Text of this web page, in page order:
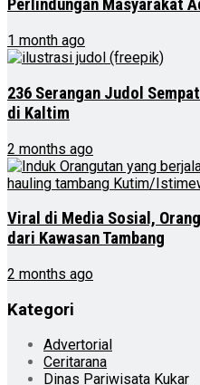
Perlindungan Masyarakat
1 month ago
236 Serangan Judol
di Kaltim
2 months ago
Viral di Media Sosial,
dari Kawasan Tambang
2 months ago
Kategori
Advertorial
Ceritarana
Dinas Pariwisata Kukar